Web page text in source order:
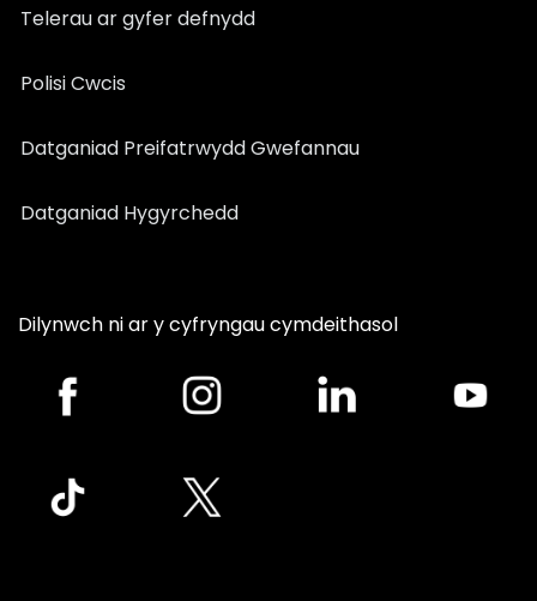
Telerau ar gyfer defnydd
Polisi Cwcis
Datganiad Preifatrwydd Gwefannau
Datganiad Hygyrchedd
Dilynwch ni ar y cyfryngau cymdeithasol